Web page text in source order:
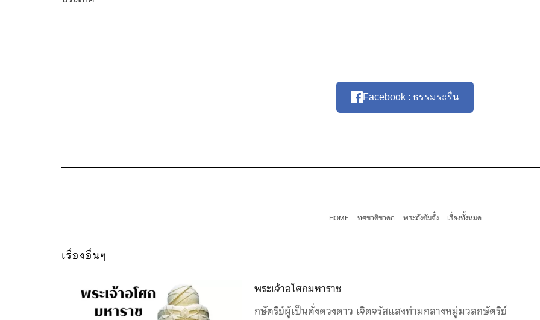
Facebook : ธรรมระรื่น
HOME ทศชาติชาดก พระถังซัมจั๋ง เรื่องทั้งหมด
เรื่องอื่นๆ
พระเจ้าอโศกมหาราช
กษัตริย์ผู้เป็นดั่งดวงดาว เจิดจรัสแสงท่ามกลางหมู่มวลกษัตริย์